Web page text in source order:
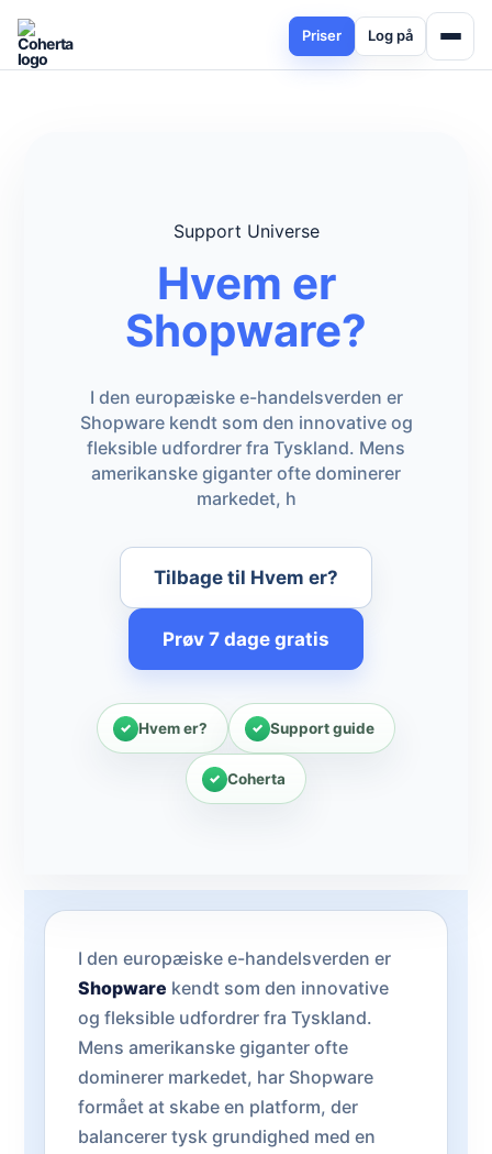
Priser Log på
Support Universe
Hvem er
Shopware?
I den europæiske e-handelsverden er
Shopware kendt som den innovative og
fleksible udfordrer fra Tyskland. Mens
amerikanske giganter ofte dominerer
markedet, h
Tilbage til Hvem er?
Prøv 7 dage gratis
Hvem er? Support guide
Coherta
I den europæiske e-handelsverden er
Shopware kendt som den innovative
og fleksible udfordrer fra Tyskland.
Mens amerikanske giganter ofte
dominerer markedet, har Shopware
formået at skabe en platform, der
balancerer tysk grundighed med en